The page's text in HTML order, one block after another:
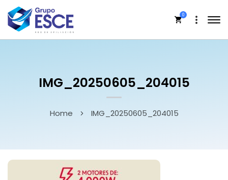
0
IMG_20250605_204015
Home IMG_20250605_204015